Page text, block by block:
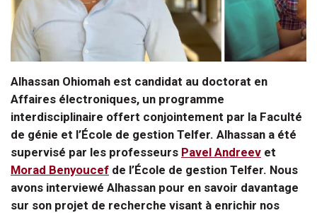
Alhassan Ohiomah est candidat au doctorat en
Affaires électroniques, un programme
interdisciplinaire offert conjointement par la Faculté
de génie et l’École de gestion Telfer. Alhassan a été
supervisé par les professeurs Pavel Andreev et
Morad Benyoucef de l’École de gestion Telfer. Nous
avons interviewé Alhassan pour en savoir davantage
sur son projet de recherche visant à enrichir nos